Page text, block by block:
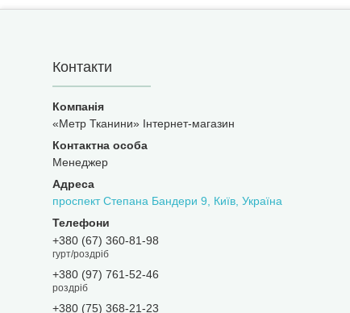
Контакти
«Метр Тканини» Інтернет-магазин
Менеджер
проспект Степана Бандери 9, Київ, Україна
+380 (67) 360-81-98
гурт/роздріб
+380 (97) 761-52-46
роздріб
+380 (75) 368-21-23